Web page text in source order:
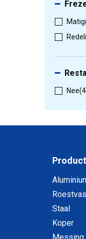
Matig
Nee
Staal
Koper